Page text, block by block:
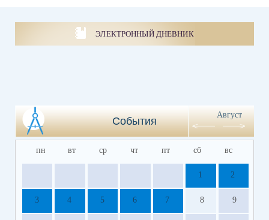
ЭЛЕКТРОННЫЙ ДНЕВНИК
События
Август
пн вт ср чт пт сб вс
1 2
3 4 5 6 7 8 9